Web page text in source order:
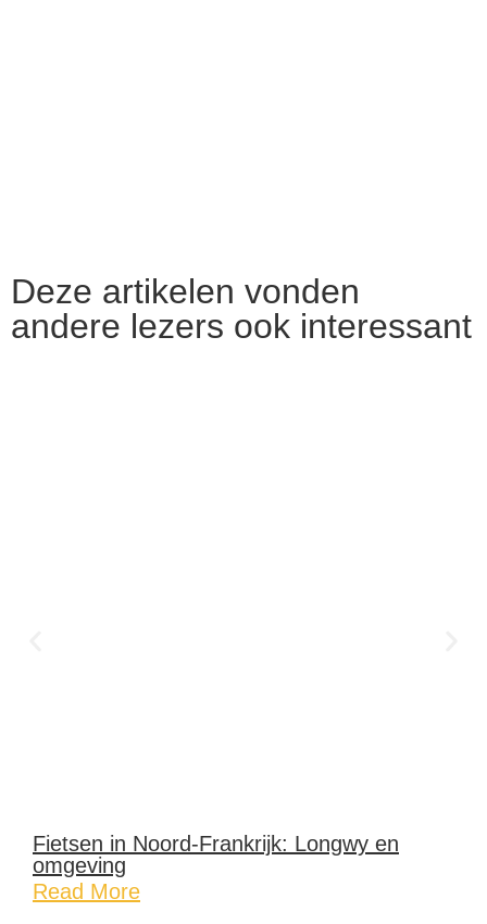
Deze artikelen vonden
andere lezers ook interessant
Fietsen in Noord-Frankrijk: Longwy en
omgeving
Read More